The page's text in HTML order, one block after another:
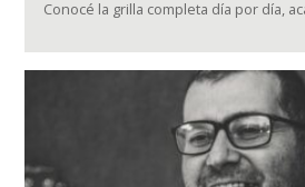
Conocé la grilla completa día por día,